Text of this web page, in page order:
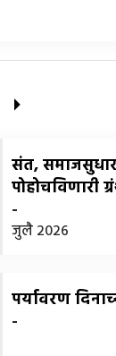
संत,
पोहोचविणारी
-
जुलै 2026
पर्यावरण
-